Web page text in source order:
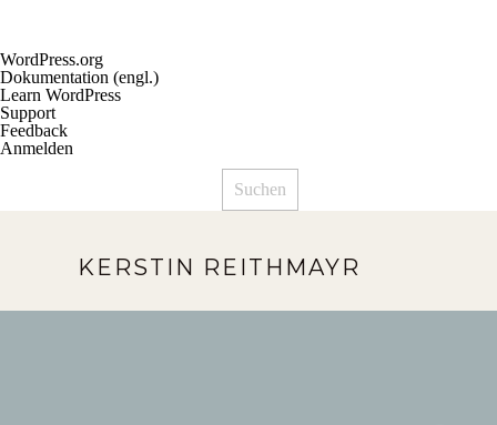
Über
WordPress
WordPress.org
Dokumentation (engl.)
Learn WordPress
Support
Feedback
Anmelden
Suchen
KERSTIN REITHMAYR